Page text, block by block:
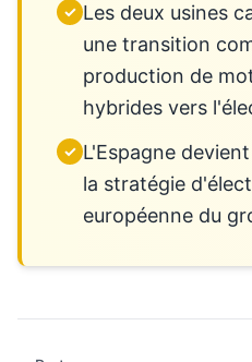
✓ Les deux usines
une transition
production de
hybrides vers
✓ L'Espagne
la stratégie
européenne du